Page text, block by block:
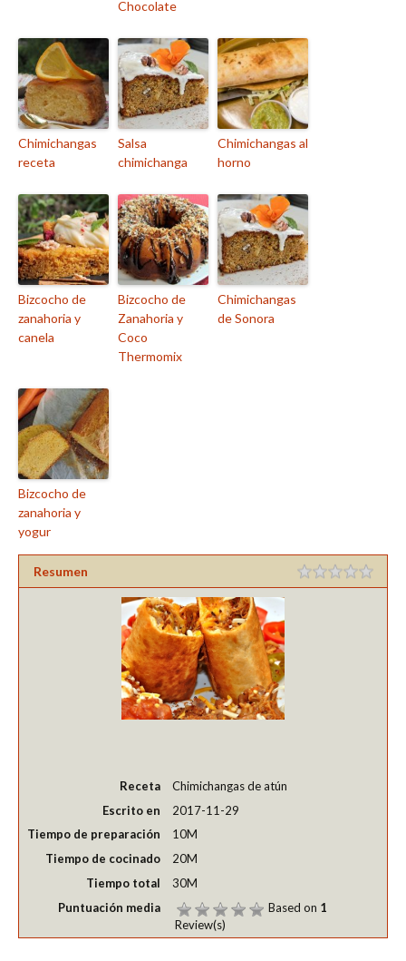
Chocolate
Chimichangas
receta
Salsa
chimichanga
Chimichangas al
horno
Bizcocho de
zanahoria y
canela
Bizcocho de
Zanahoria y
Coco
Thermomix
Chimichangas
de Sonora
Bizcocho de
zanahoria y
yogur
Resumen
Receta
Chimichangas de atún
Escrito en
2017-11-29
Tiempo de preparación
10M
Tiempo de cocinado
20M
Tiempo total
30M
Puntuación media
Based on 1
Review(s)